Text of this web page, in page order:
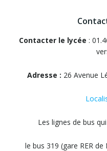
Contacter le lycée :
Adresse : 26 Avenue
Les lignes de bus
le bus 319 (gare RER